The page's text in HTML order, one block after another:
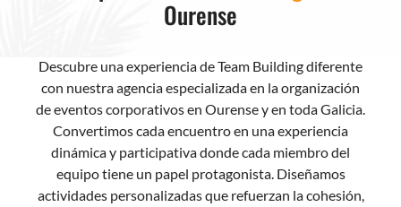
Ourense
Descubre una experiencia de Team Building diferente
con nuestra agencia especializada en la organización
de eventos corporativos en Ourense y en toda Galicia.
Convertimos cada encuentro en una experiencia
dinámica y participativa donde cada miembro del
equipo tiene un papel protagonista. Diseñamos
actividades personalizadas que refuerzan la cohesión,